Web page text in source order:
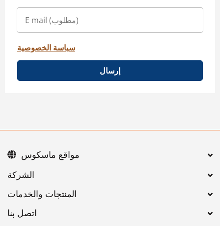
سياسة الخصوصية
إرسال
اتصل بنا
مواقع ماسكوس